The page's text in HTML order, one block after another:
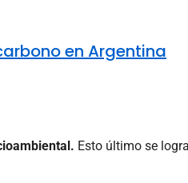
en Argentina
Esto último se logra